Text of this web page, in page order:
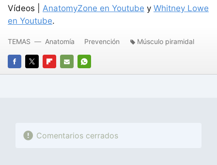
Vídeos | AnatomyZone en Youtube y Whitney Lowe
en Youtube.
FACEBOOK
TWITTERFLIPBOARD
E-
WHATSAPP
TEMAS Anatomía Prevención Músculo piramidal
Comentarios cerrados